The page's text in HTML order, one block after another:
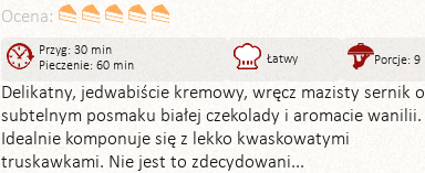
Ocena:
Przyg: 30 min
Pieczenie: 60 min
Łatwy Porcje: 9
Delikatny, jedwabiście kremowy, wręcz mazisty sernik o
subtelnym posmaku białej czekolady i aromacie wanilii.
Idealnie komponuje się z lekko kwaskowatymi
truskawkami. Nie jest to zdecydowani...